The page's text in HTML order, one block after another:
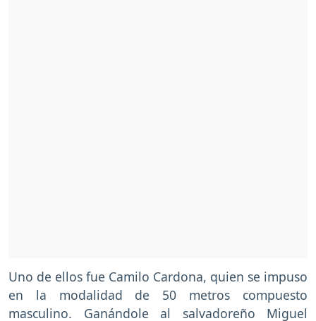
Uno de ellos fue Camilo Cardona, quien se impuso
en la modalidad de 50 metros compuesto
masculino. Ganándole al salvadoreño Miguel